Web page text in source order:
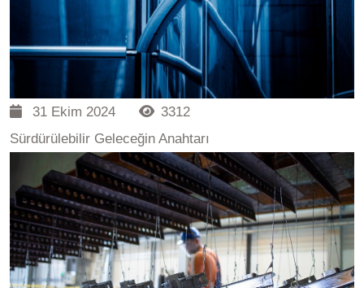
31 Ekim 2024
3312
Sürdürülebilir Geleceğin Anahtarı